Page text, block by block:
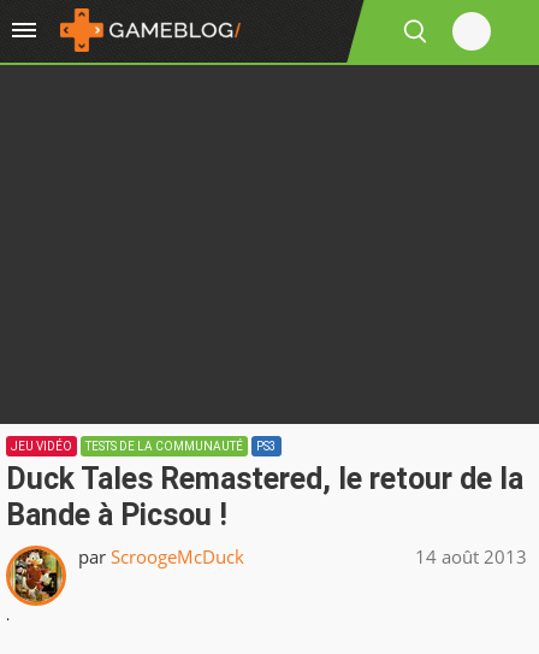
JEU VIDÉO TESTS DE LA COMMUNAUTÉ PS3
Duck Tales Remastered, le retour de la
Bande à Picsou !
par ScroogeMcDuck 14 août 2013
.